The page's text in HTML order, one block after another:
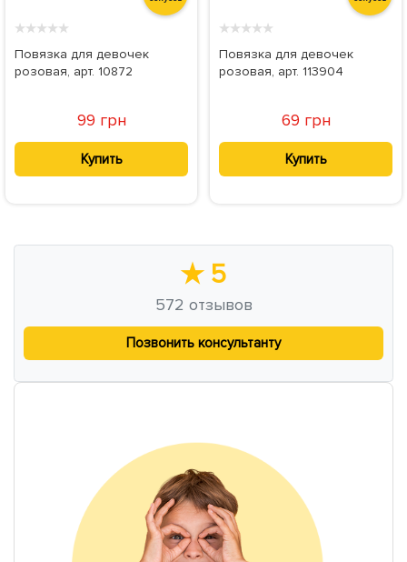
★★★★★
Повязка для девочек
розовая, арт. 10872
99 грн
Купить
★★★★★
Повязка для девочек
розовая, арт. 113904
69 грн
Купить
★ 5
572 отзывов
Позвонить консультанту